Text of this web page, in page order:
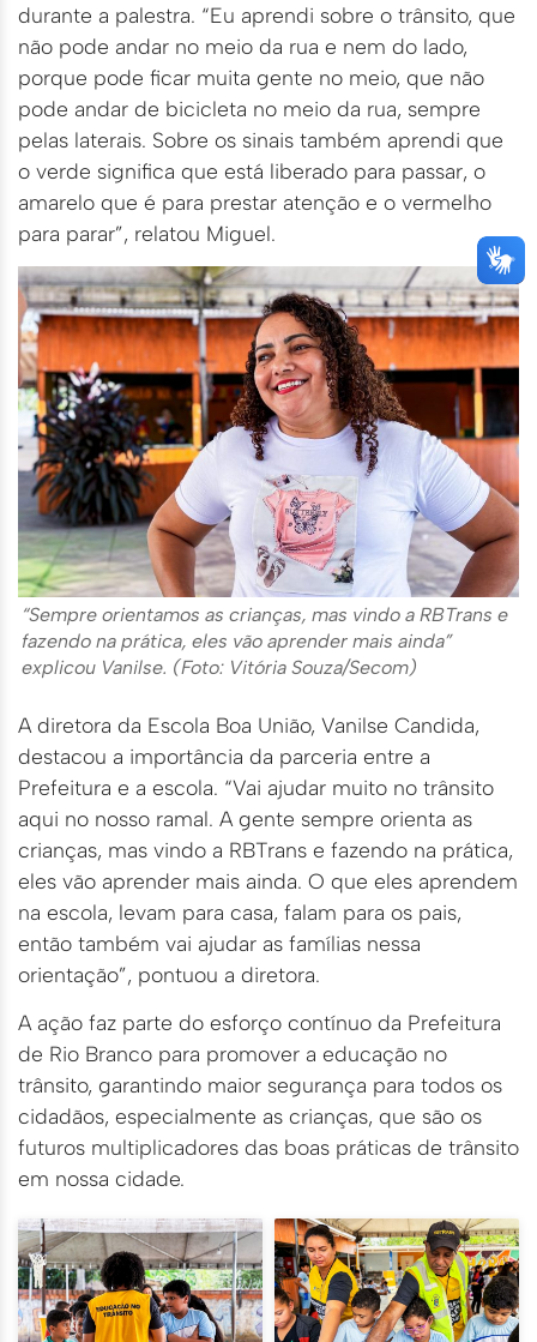
durante a palestra. “Eu aprendi sobre o trânsito, que
não pode andar no meio da rua e nem do lado,
porque pode ficar muita gente no meio, que não
pode andar de bicicleta no meio da rua, sempre
pelas laterais. Sobre os sinais também aprendi que
o verde significa que está liberado para passar, o
amarelo que é para prestar atenção e o vermelho
para parar”, relatou Miguel.
“Sempre orientamos as crianças, mas vindo a RBTrans e
fazendo na prática, eles vão aprender mais ainda”
explicou Vanilse. (Foto: Vitória Souza/Secom)
A diretora da Escola Boa União, Vanilse Candida,
destacou a importância da parceria entre a
Prefeitura e a escola. “Vai ajudar muito no trânsito
aqui no nosso ramal. A gente sempre orienta as
crianças, mas vindo a RBTrans e fazendo na prática,
eles vão aprender mais ainda. O que eles aprendem
na escola, levam para casa, falam para os pais,
então também vai ajudar as famílias nessa
orientação”, pontuou a diretora.
A ação faz parte do esforço contínuo da Prefeitura
de Rio Branco para promover a educação no
trânsito, garantindo maior segurança para todos os
cidadãos, especialmente as crianças, que são os
futuros multiplicadores das boas práticas de trânsito
em nossa cidade.